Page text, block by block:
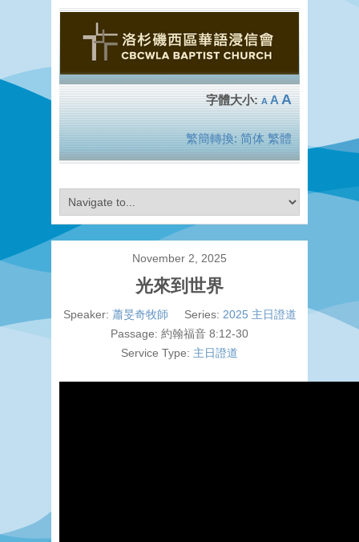
A A A
繁簡轉換: 简体 繁體
November 2, 2025
光來到世界
Speaker: 蕭旻奇牧師 Series: 2025 主日證道
Passage: 約翰福音 8:12-30
Service Type: 主日證道